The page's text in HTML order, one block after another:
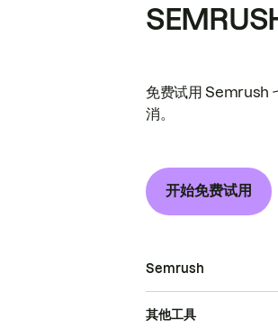
免费试用 Semrush
消。
开始免费试用
Semrush
其他工具